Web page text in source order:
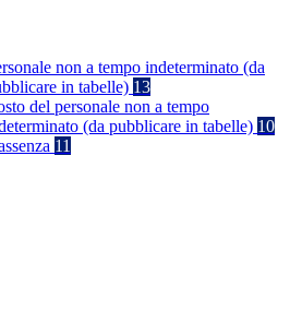
non a tempo indeterminato (da
in tabelle) 13
del personale non a tempo
(da pubblicare in tabelle) 10
11